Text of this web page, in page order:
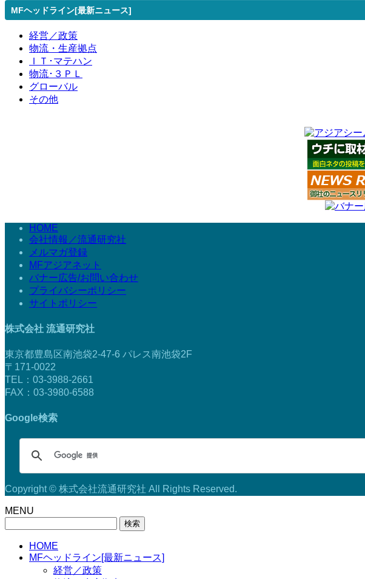
MFヘッドライン[最新ニュース]
経営／政策
物流・生産拠点
ＩＴ･マテハン
物流･３ＰＬ
グローバル
その他
HOME
会社情報／流通研究社
メルマガ登録
MFアジアネット
バナー広告/お問い合わせ
プライバシーポリシー
サイトポリシー
株式会社 流通研究社
東京都豊島区南池袋2-47-6 パレス南池袋2F
〒171-0022
TEL：03-3988-2661
FAX：03-3980-6588
Google検索
Copyright © 株式会社流通研究社 All Rights Reserved.
MENU
HOME
MFヘッドライン[最新ニュース]
経営／政策